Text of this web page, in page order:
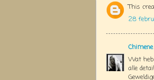
This
28
Chimene
Wat
alle